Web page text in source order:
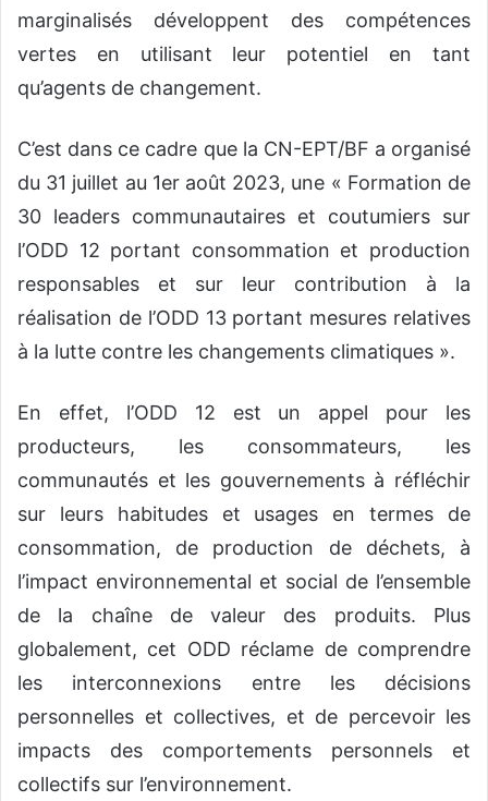
marginalisés développent des compétences
vertes en utilisant leur potentiel en tant
qu’agents de changement.
C’est dans ce cadre que la CN-EPT/BF a organisé
du 31 juillet au 1eraoût 2023, une « Formation de
30 leaders communautaires et coutumiers sur
l’ODD 12 portant consommation et production
responsables et sur leur contribution à la
réalisation de l’ODD 13 portant mesures relatives
à la lutte contre les changements climatiques ».
En effet, l’ODD 12 est un appel pour les
producteurs, les consommateurs, les
communautés et les gouvernements à réfléchir
sur leurs habitudes et usages en termes de
consommation, de production de déchets, à
l’impact environnemental et social de l’ensemble
de la chaîne de valeur des produits. Plus
globalement, cet ODD réclame de comprendre
les interconnexions entre les décisions
personnelles et collectives, et de percevoir les
impacts des comportements personnels et
collectifs sur l’environnement.